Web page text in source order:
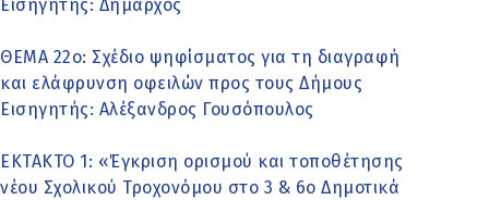
Εισηγητής: Δήμαρχος
ΘΕΜΑ 22ο: Σχέδιο ψηφίσματος για τη διαγραφή
και ελάφρυνση οφειλών προς τους Δήμους
Εισηγητής: Αλέξανδρος Γουσόπουλος
ΕΚΤΑΚΤΟ 1: «Έγκριση ορισμού και τοποθέτησης
νέου Σχολικού Τροχονόμου στο 3 & 6ο Δημοτικά